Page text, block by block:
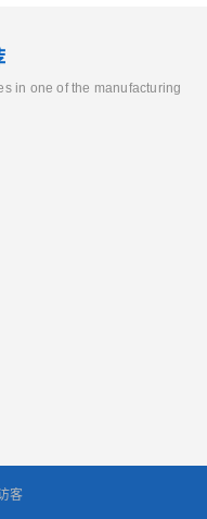
in one of the manufacturing
客